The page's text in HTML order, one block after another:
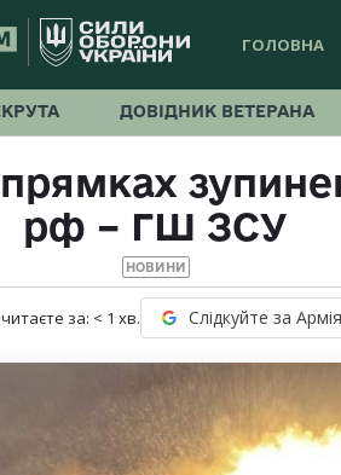
ГОЛОВНА
ДОВІДНИК ВЕТЕРАНА
рф – ГШ ЗСУ
НОВИНИ
за: < 1 хв. Слідкуйте за